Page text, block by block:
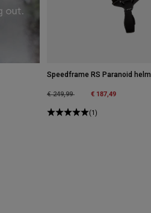
Speedframe RS Paranoid helm
Price reduced from
€ 249,99to € 187,49
(1)